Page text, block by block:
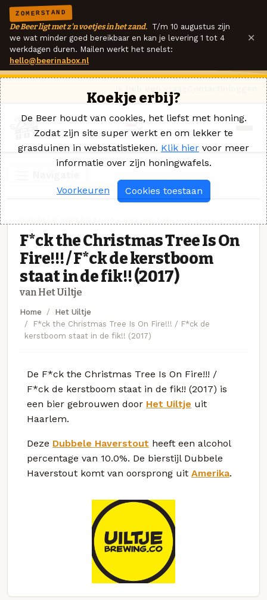
ZOMERSTAND
De Beer ligt met z'n voetjes in het zand. T/m 10 augustus zijn
we wat minder goed bereikbaar en kan je levering 1 tot 4
werkdagen duren. Mailen werkt het snelst:
hello@beerinabox.nl
×
F*ck the Christmas Tree Is On
Fire!!! / F*ck de kerstboom
staat in de fik!! (2017)
van Het Uiltje
Home
Het Uiltje
F*ck the Christmas Tree Is On Fire!!! / F*ck de
kerstboom staat in de fik!! (2017)
De F*ck the Christmas Tree Is On Fire!!! /
F*ck de kerstboom staat in de fik!! (2017) is
een bier gebrouwen door Het Uiltje uit
Haarlem.
Deze Dubbele Haverstout heeft een alcohol
percentage van 10.0%. De bierstijl Dubbele
Haverstout komt van oorsprong uit Amerika.
Koekje erbij?
De Beer houdt van cookies, het liefst met honing.
Zodat zijn site super werkt en om lekker te
grasduinen in webstatistieken. Klik hier voor meer
informatie over zijn honingwafels.
Voorkeuren Cookies toestaan